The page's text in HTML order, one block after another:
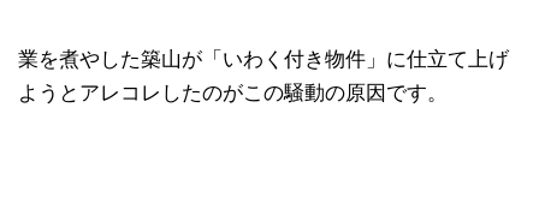
業を煮やした築山が「いわく付き物件」に仕立て上げ
ようとアレコレしたのがこの騒動の原因です。